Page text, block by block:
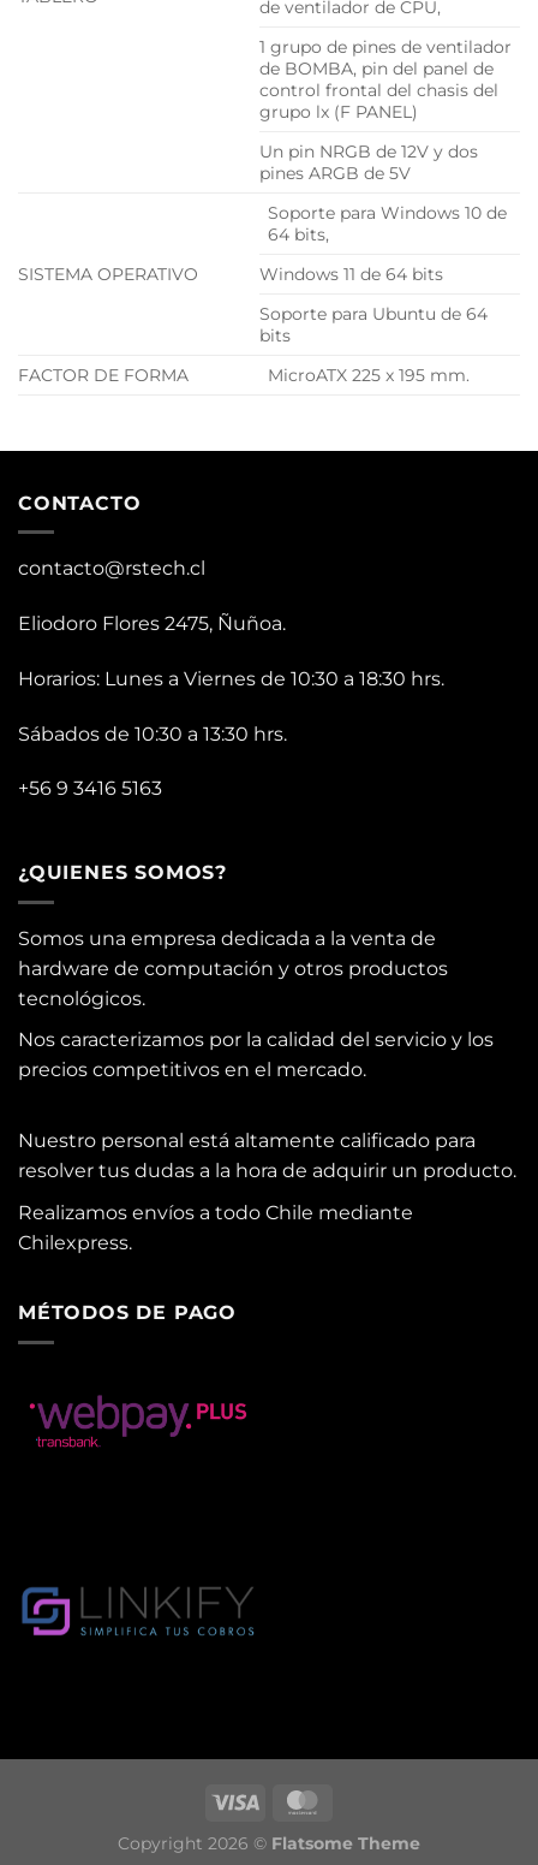
de ventilador de CPU,
1 grupo de pines de ventilador
de BOMBA, pin del panel de
control frontal del chasis del
grupo lx (F PANEL)
Un pin NRGB de 12V y dos
pines ARGB de 5V
SISTEMA OPERATIVO
Soporte para Windows 10 de
64 bits,
Windows 11 de 64 bits
Soporte para Ubuntu de 64
bits
FACTOR DE FORMA
MicroATX 225 x 195 mm.
CONTACTO
contacto@rstech.cl
Eliodoro Flores 2475, Ñuñoa.
Horarios: Lunes a Viernes de 10:30 a 18:30 hrs.
Sábados de 10:30 a 13:30 hrs.
+56 9 3416 5163
¿QUIENES SOMOS?
Somos una empresa dedicada a la venta de
hardware de computación y otros productos
tecnológicos.
Nos caracterizamos por la calidad del servicio y los
precios competitivos en el mercado.
Nuestro personal está altamente calificado para
resolver tus dudas a la hora de adquirir un producto.
Realizamos envíos a todo Chile mediante
Chilexpress.
MÉTODOS DE PAGO
Copyright 2026 © Flatsome Theme